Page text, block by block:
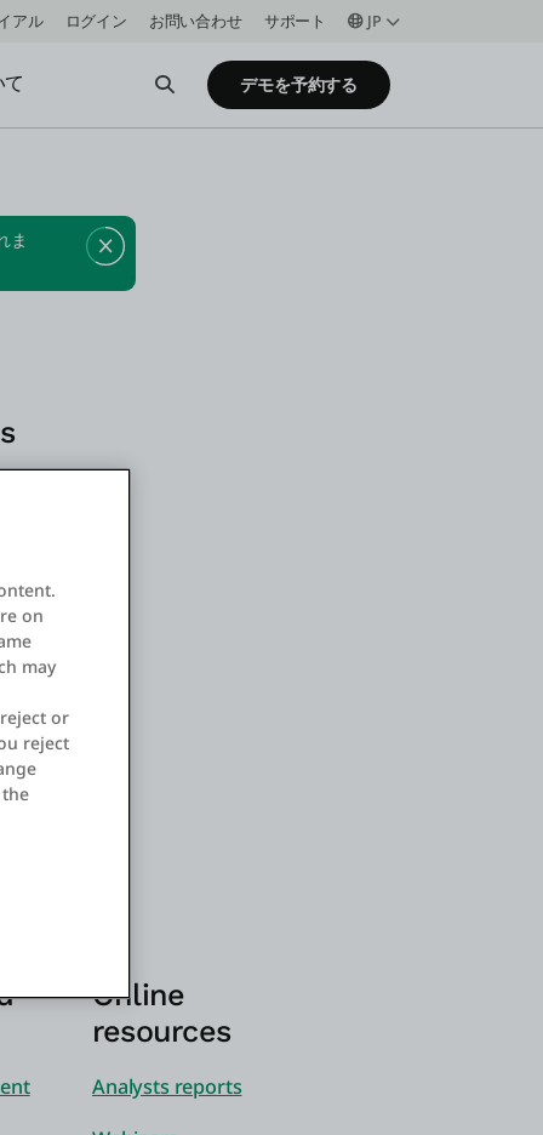
アル ログイン お問い合わせ サポート JP
Open Searchデモを予約する
ま
Online
resources
Analysts reports
on
may
or
reject